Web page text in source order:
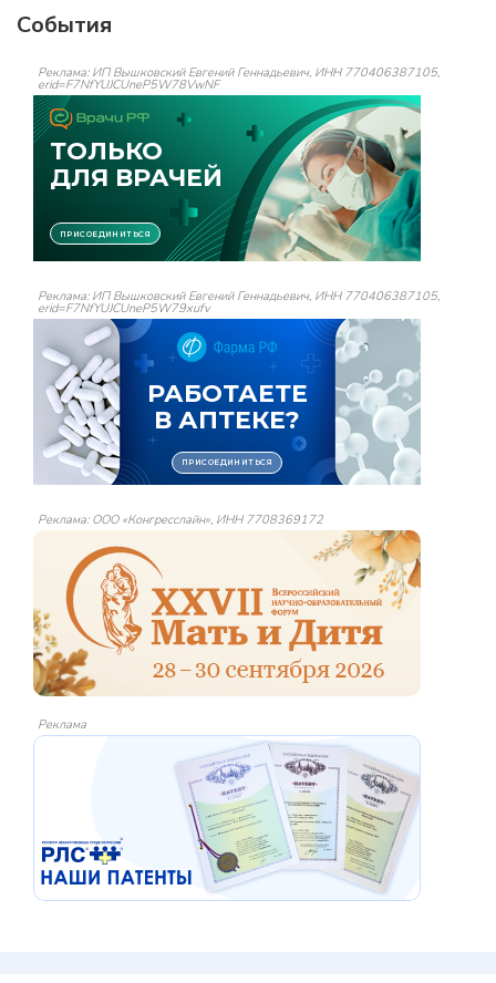
События
Реклама: ИП Вышковский Евгений Геннадьевич, ИНН 770406387105,
erid=F7NfYUJCUneP5W78VwNF
Реклама: ИП Вышковский Евгений Геннадьевич, ИНН 770406387105,
erid=F7NfYUJCUneP5W79xufv
Реклама: ООО «Конгресслайн», ИНН 7708369172
Реклама